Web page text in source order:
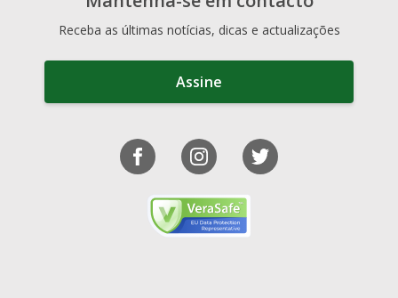
Receba as últimas notícias, dicas e actualizações
Assine